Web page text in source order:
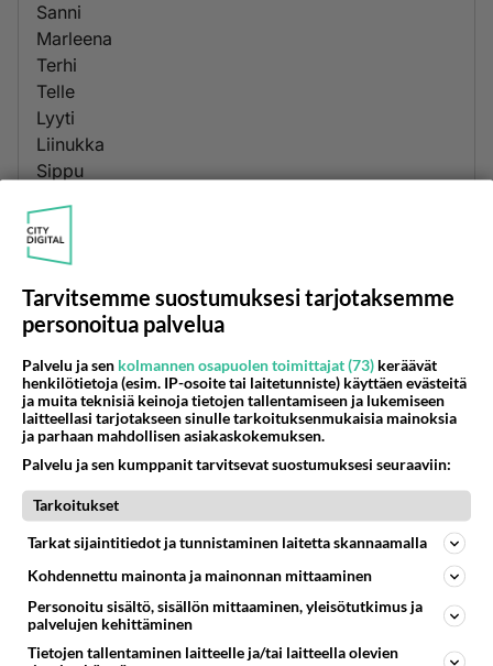
Sanni
Marleena
Terhi
Telle
Lyyti
Liinukka
Sippu
Varpu
Liinu
Liina
Harmi, ku en muista muita...oli muitaki hyviä
nimiä, jotka osasin kyllä ulkoa vielä 3 vuotta sitte!
Äänestä Kommentoi
Karjatilankasvatti
2005-01-24 22:00:32
Mansikki, mustikki, suukko, pirtelö, kristalli, usva,
hämy, ämy, tuisku, opri, nelli, ristalli, vuokko,
rinssi, pilvi ...yms...
Äänestä
Tarvitsemme suostumuksesi tarjotaksemme
personoitua palvelua
Palvelu ja sen kolmannen osapuolen toimittajat (73) keräävät
henkilötietoja (esim. IP-osoite tai laitetunniste) käyttäen evästeitä
ja muita teknisiä keinoja tietojen tallentamiseen ja lukemiseen
laitteellasi tarjotakseen sinulle tarkoituksenmukaisia mainoksia
ja parhaan mahdollisen asiakaskokemuksen.
Palvelu ja sen kumppanit tarvitsevat suostumuksesi seuraaviin:
Tarkoitukset
Tarkat sijaintitiedot ja tunnistaminen laitetta skannaamalla
Kohdennettu mainonta ja mainonnan mittaaminen
Personoitu sisältö, sisällön mittaaminen, yleisötutkimus ja
palvelujen kehittäminen
Tietojen tallentaminen laitteelle ja/tai laitteella olevien